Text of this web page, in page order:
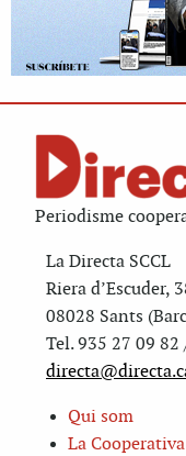
Periodisme
La Directa SCCL
Riera d’Escuder,
08028 Sants
Tel. 935 27 09
Qui som
La